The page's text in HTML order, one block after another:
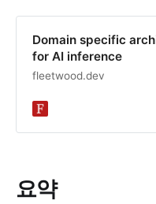
Domain specific
for AI inference
fleetwood.dev
요약